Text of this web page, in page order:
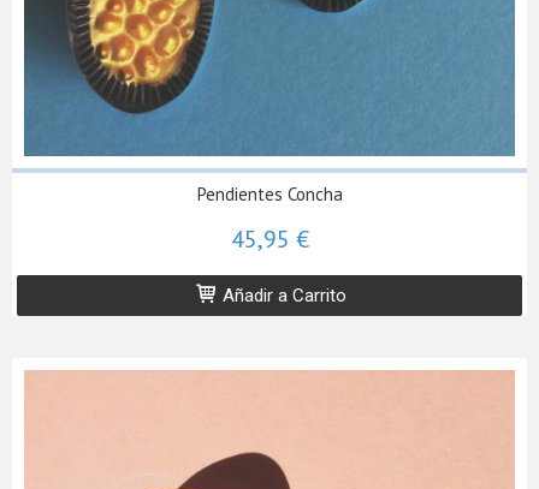
Pendientes Concha
45,95 €
Añadir a Carrito